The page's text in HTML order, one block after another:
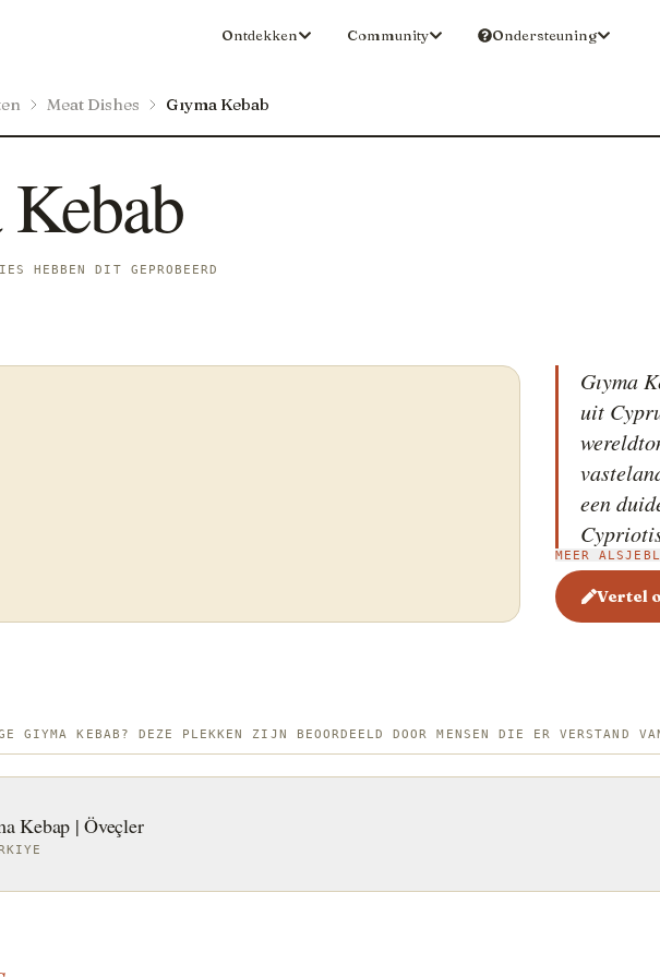
Ontdekken Community Ondersteuning
Meat Dishes Gıyma Kebab
HEBBEN DIT GEPROBEERD
Gıyma
uit
een
'Kıyma')
kebab
peper
omvat
MEER
Vertel
GIYMA KEBAB? DEZE PLEKKEN ZIJN BEOORDEELD DOOR MENSEN DIE ER VERSTAND
Kebap | Öveçler